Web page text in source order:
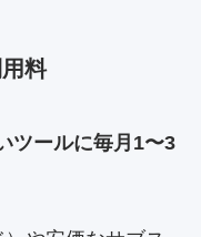
料
ツールに毎月1〜3